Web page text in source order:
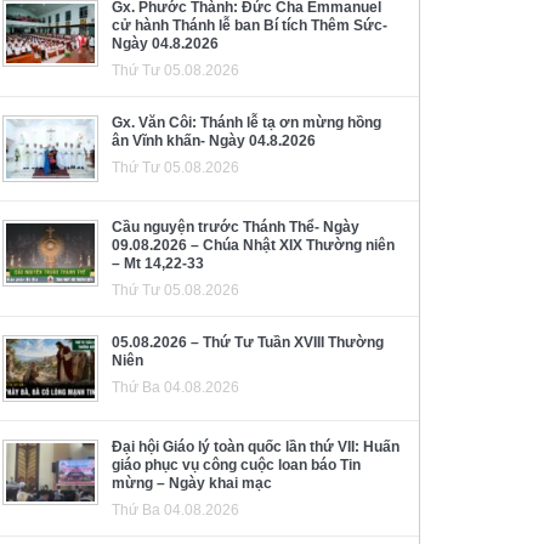
Gx. Phước Thành: Đức Cha Emmanuel
cử hành Thánh lễ ban Bí tích Thêm Sức-
Ngày 04.8.2026
Thứ Tư 05.08.2026
Gx. Văn Côi: Thánh lễ tạ ơn mừng hồng
ân Vĩnh khấn- Ngày 04.8.2026
Thứ Tư 05.08.2026
Cầu nguyện trước Thánh Thể- Ngày
09.08.2026 – Chúa Nhật XIX Thường niên
– Mt 14,22-33
Thứ Tư 05.08.2026
05.08.2026 – Thứ Tư Tuần XVIII Thường
Niên
Thứ Ba 04.08.2026
Đại hội Giáo lý toàn quốc lần thứ VII: Huấn
giáo phục vụ công cuộc loan báo Tin
mừng – Ngày khai mạc
Thứ Ba 04.08.2026